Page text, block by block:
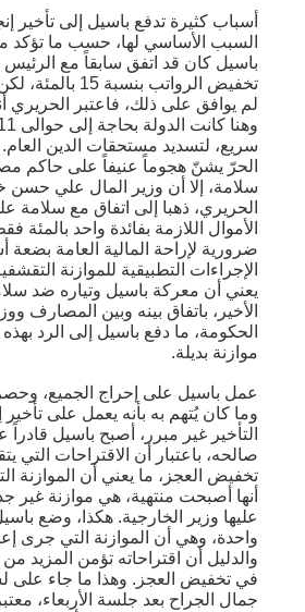
أسباب كثيرة تدفع باسيل إلى تأخير
السبب الأساسي لها، حسب ما تؤكد
باسيل كان قد اتفق سابقاً مع
تخفيض الرواتب
لم يوافق على ذلك، فاعتبر الحريري
سريع، لتسديد مستحقات الدين العام.
الحرّ يشنّ هجوماً عنيفاً على حاكم
سلامة، إلا أن وزير المال علي حسن
الحريري، ذهبا إلى اتفاق مع سلامة
الأموال اللازمة بفائدة واحد بالمئة
ضرورية لإراحة المالية العامة بضعة
الإجراءات التطبيقية للموازنة
يعني أن معركة باسيل وتياره ضد
الأخير، باتفاق بينه وبين المصارف
الحكومة، ما دفع باسيل إلى الرد
موازنة بديلة.
عمل باسيل على إحراج الجميع،
وما كان يُتهم به بأنه يعمل على تأخير
التأخير غير مبرر، أصبح باسيل
صالحه، باعتبار أن الاقتراحات التي
تخفيض العجز، ما يعني أن الموازنة
أنها أصبحت منتهية، هي موازنة غير
عليها وزير الخارجية. هكذا، وضع
واحدة، وهي أن الموازنة التي جرى
والدليل أن اقتراحاته تؤمن المزيد
في تخفيض العجز. وهذا ما جاء على
جمال الجراح بعد جلسة الأربعاء،